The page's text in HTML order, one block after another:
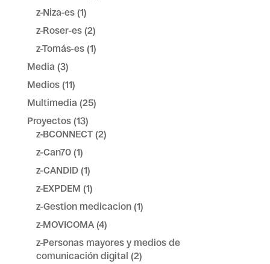
z-Niza-es(1)
z-Roser-es(2)
z-Tomás-es(1)
Media (3)
Medios(11)
Multimedia (25)
Proyectos(13)
z-BCONNECT(2)
z-Can70(1)
z-CANDID(1)
z-EXPDEM (1)
z-Gestion medicacion(1)
z-MOVICOMA(4)
z-Personas mayores y medios de
comunicación digital (2)